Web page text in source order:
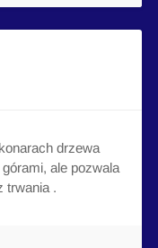
drzewa
ale pozwala
trwania .